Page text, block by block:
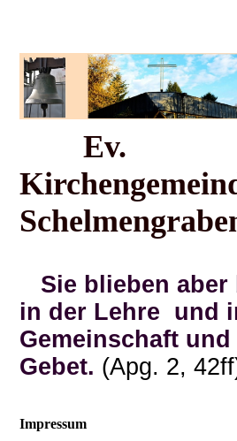
Ev.
Sie blieben aber
in der Lehre und
Gemeinschaft und
Gebet. (Apg. 2,
Impressum